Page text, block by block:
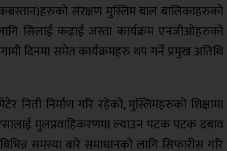
संरक्षण मुस्लिम बाल बालिकाहरुको
सिलाई कढ़ाई जस्ता कार्यक्रम एनजीओहरुको
दिनमा समेत कार्यक्रमहरु थप गर्ने प्रमुख अतिथि
निर्माण गरि रहेको, मुस्लिमहरुको शिक्षामा
मुलप्रवाहिकरणमा ल्याउन पटक पटक दबाव
समस्या बारे समाधानको लागि सिफारीस गरि